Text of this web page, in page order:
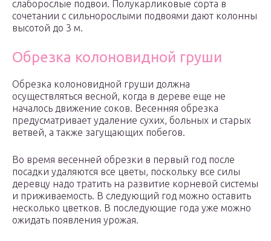
слаборослые подвои. Полукарликовые сорта в
сочетании с сильнорослыми подвоями дают колонны
высотой до 3 м.
Обрезка колоновидной груши
Обрезка колоновидной груши должна
осуществляться весной, когда в дереве еще не
началось движение соков. Весенняя обрезка
предусматривает удаление сухих, больных и старых
ветвей, а также загущающих побегов.
Во время весенней обрезки в первый год после
посадки удаляются все цветы, поскольку все силы
деревцу надо тратить на развитие корневой системы
и приживаемость. В следующий год можно оставить
несколько цветков. В последующие года уже можно
ожидать появления урожая.